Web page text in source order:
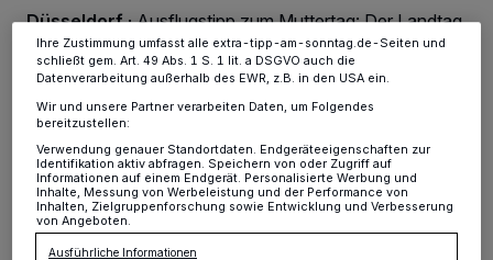
Düsseldorf·Ausflugstipp zum Muttertag: Der Landtag
ist am Sonntag, 10. Mai, für alle geöffnet. Interessierte
können das Parlament am Rheinufer von 11 bis 16 Uhr
kostenlos und ohne Anmeldung besuchen. Letzter
Einlass: 15.30 Uhr. Bitte einen Ausweis mitbringen.
08.05.2026 , 08:15 Uhr Eine Minute Lesezeit
Informationen finden Sie in unserer Datenschutzerklärung.
Ihre Zustimmung umfasst alle extra-tipp-am-sonntag.de-Seiten und
schließt gem. Art. 49 Abs. 1 S. 1 lit. a DSGVO auch die
Datenverarbeitung außerhalb des EWR, z.B. in den USA ein.
Wir und unsere Partner verarbeiten Daten, um Folgendes
bereitzustellen:
Verwendung genauer Standortdaten. Endgeräteeigenschaften zur
Identifikation aktiv abfragen. Speichern von oder Zugriff auf
Informationen auf einem Endgerät. Personalisierte Werbung und
Inhalte, Messung von Werbeleistung und der Performance von
Inhalten, Zielgruppenforschung sowie Entwicklung und Verbesserung
von Angeboten.
Ausführliche Informationen